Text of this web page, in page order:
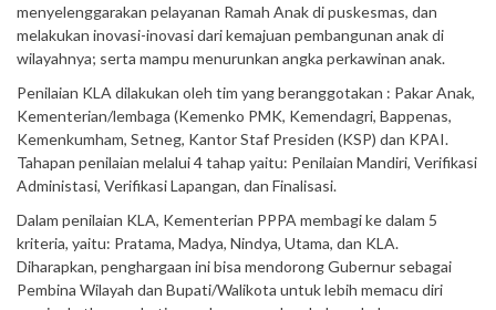
menyelenggarakan pelayanan Ramah Anak di puskesmas, dan
melakukan inovasi-inovasi dari kemajuan pembangunan anak di
wilayahnya; serta mampu menurunkan angka perkawinan anak.
Penilaian KLA dilakukan oleh tim yang beranggotakan : Pakar Anak,
Kementerian/lembaga (Kemenko PMK, Kemendagri, Bappenas,
Kemenkumham, Setneg, Kantor Staf Presiden (KSP) dan KPAI.
Tahapan penilaian melalui 4 tahap yaitu: Penilaian Mandiri, Verifikasi
Administasi, Verifikasi Lapangan, dan Finalisasi.
Dalam penilaian KLA, Kementerian PPPA membagi ke dalam 5
kriteria, yaitu: Pratama, Madya, Nindya, Utama, dan KLA.
Diharapkan, penghargaan ini bisa mendorong Gubernur sebagai
Pembina Wilayah dan Bupati/Walikota untuk lebih memacu diri